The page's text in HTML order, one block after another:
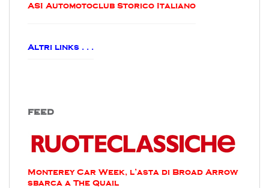
ASI Automotoclub Storico Italiano
Altri links . . .
FEED
Monterey Car Week, l’asta di Broad Arrow
sbarca a The Quail